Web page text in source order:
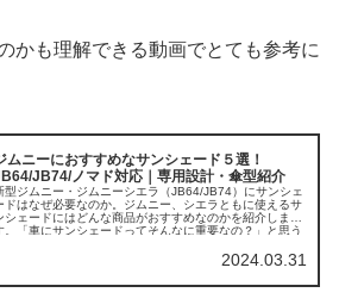
かも理解できる動画でとても参考に
ムニーにおすすめなサンシェード５選！
JB74/ノマド対応｜専用設計・傘型紹介
型ジムニー・ジムニーシエラ（JB64/JB74）にサンシェ
ドはなぜ必要なのか。ジムニー、シエラともに使えるサ
シェードにはどんな商品がおすすめなのかを紹介しま
。「車にサンシェードってそんなに重要なの？」と思う
2024.03.31